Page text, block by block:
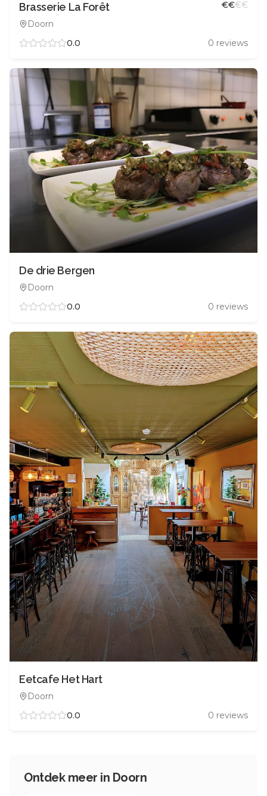
Brasserie La Forêt
Doorn
€€€€
0.0 0 reviews
De drie Bergen
Doorn
0.0
0 reviews
Eetcafe Het Hart
Doorn
0.0
0 reviews
Ontdek meer in Doorn